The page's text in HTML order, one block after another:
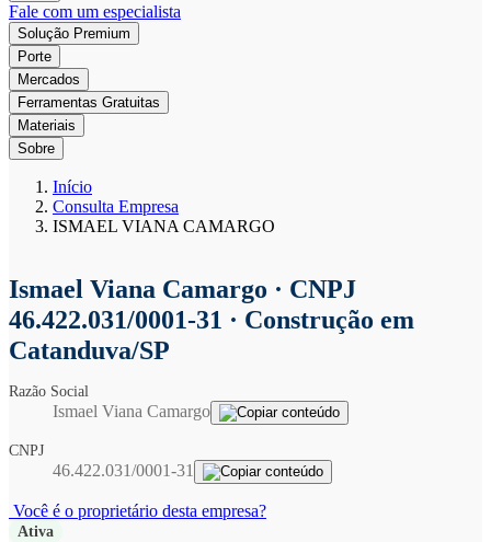
Fale com um especialista
Solução Premium
Porte
Mercados
Ferramentas Gratuitas
Materiais
Sobre
Início
Consulta Empresa
ISMAEL VIANA CAMARGO
Ismael Viana Camargo · CNPJ
46.422.031/0001-31 · Construção em
Catanduva/SP
Razão Social
Ismael Viana Camargo
CNPJ
46.422.031/0001-31
Você é o proprietário desta empresa?
Ativa